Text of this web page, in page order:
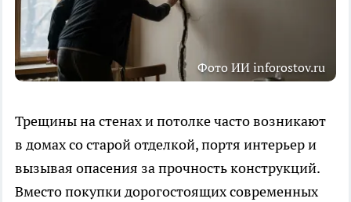
Фото ИИ inforostov.ru
Трещины на стенах и потолке часто возникают
в домах со старой отделкой, портя интерьер и
вызывая опасения за прочность конструкций.
Вместо покупки дорогостоящих современных